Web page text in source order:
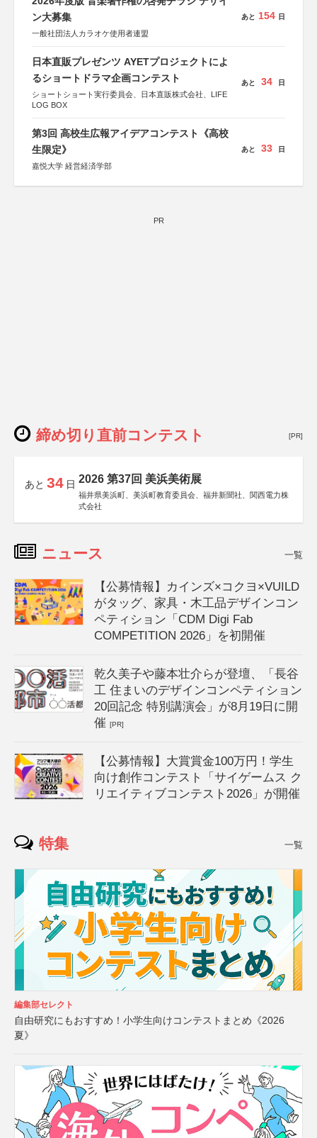
ン大募集
一般社団法人カラオケ使用者連盟
あと 154 日
日本直販プレゼンツ AYETプロジェクトによ
るショートドラマ企画コンテスト
ショートショート実行委員会、日本直販株式会社、LIFE
LOG BOX
あと 34 日
第3回 高校生広報アイデアコンテスト《高校
生限定》
嘉悦大学 経営経済学部
あと 33 日
PR
締め切り直前コンテスト [PR]
あと 34 日 2026 第37回 美浜美術展
福井県美浜町、美浜町教育委員会、福井新聞社、関西電力株
式会社
ニュース 一覧
【公募情報】カインズ×コクヨ×VUILD
がタッグ、家具・木工品デザインコン
ペティション「CDM Digi Fab
COMPETITION 2026」を初開催
乾久美子や藤本壮介らが登壇、「長谷
工 住まいのデザインコンペティション
20回記念 特別講演会」が8月19日に開
催[PR]
【公募情報】大賞賞金100万円！学生
向け創作コンテスト「サイゲームス ク
リエイティブコンテスト2026」が開催
特集 一覧
編集部セレクト
自由研究にもおすすめ！小学生向けコンテストまとめ《2026
夏》